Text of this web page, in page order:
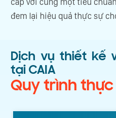
đem lại hiệu quả thực sự
Dịch vụ thiết kế
tại CAIA
Quy trình thực